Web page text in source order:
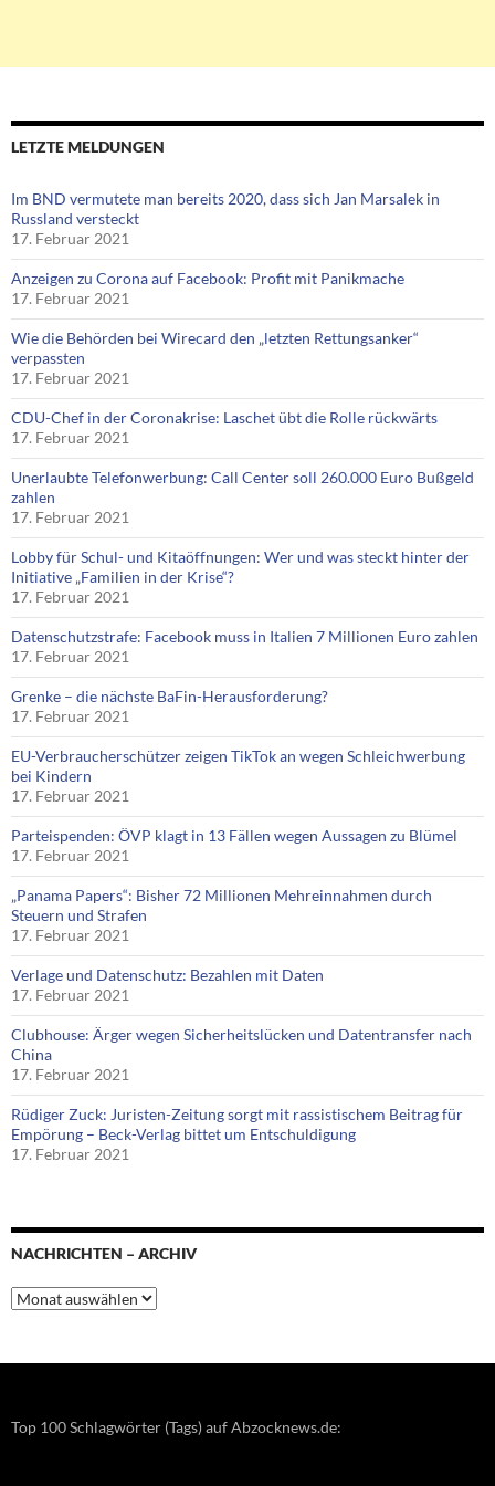
LETZTE MELDUNGEN
Im BND vermutete man bereits 2020, dass sich Jan Marsalek in
Russland versteckt
17. Februar 2021
Anzeigen zu Corona auf Facebook: Profit mit Panikmache
17. Februar 2021
Wie die Behörden bei Wirecard den „letzten Rettungsanker“
verpassten
17. Februar 2021
CDU-Chef in der Coronakrise: Laschet übt die Rolle rückwärts
17. Februar 2021
Unerlaubte Telefonwerbung: Call Center soll 260.000 Euro Bußgeld
zahlen
17. Februar 2021
Lobby für Schul- und Kitaöffnungen: Wer und was steckt hinter der
Initiative „Familien in der Krise“?
17. Februar 2021
Datenschutzstrafe: Facebook muss in Italien 7 Millionen Euro zahlen
17. Februar 2021
Grenke – die nächste BaFin-Herausforderung?
17. Februar 2021
EU-Verbraucherschützer zeigen TikTok an wegen Schleichwerbung
bei Kindern
17. Februar 2021
Parteispenden: ÖVP klagt in 13 Fällen wegen Aussagen zu Blümel
17. Februar 2021
„Panama Papers“: Bisher 72 Millionen Mehreinnahmen durch
Steuern und Strafen
17. Februar 2021
Verlage und Datenschutz: Bezahlen mit Daten
17. Februar 2021
Clubhouse: Ärger wegen Sicherheitslücken und Datentransfer nach
China
17. Februar 2021
Rüdiger Zuck: Juristen-Zeitung sorgt mit rassistischem Beitrag für
Empörung – Beck-Verlag bittet um Entschuldigung
17. Februar 2021
NACHRICHTEN – ARCHIV
Nachrichten
–
Top 100 Schlagwörter (Tags) auf Abzocknews.de: